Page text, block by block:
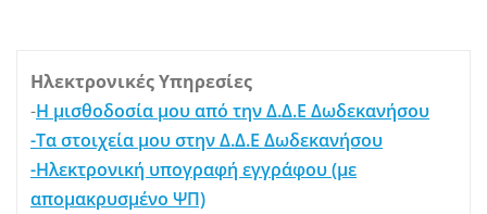
Ηλεκτρονικές Υπηρεσίες
-Η μισθοδοσία μου από την Δ.Δ.Ε Δωδεκανήσου
-Τα στοιχεία μου στην Δ.Δ.Ε Δωδεκανήσου
-Ηλεκτρονική υπογραφή εγγράφου (με
απομακρυσμένο ΨΠ)